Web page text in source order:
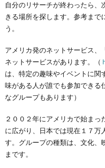
自分のリサーチが終わったら
きる場所を探します。参考まで
う。
アメリカ発のネットサービス、
ネットサービスがあります。（
は、特定の趣味やイベントに関
味がある人が誰でも参加できる
なグループもあります）
２００２年にアメリカで始ま
に広がり、日本では現在１７万
す。グループの種類は、文化、
まです。